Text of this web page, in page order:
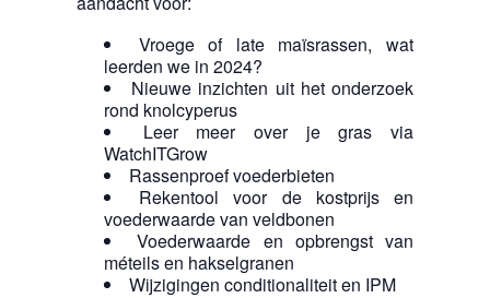
​Vroege of late maïsrassen, wat
leerden we in 2024?
Nieuwe inzichten uit het onderzoek
rond knolcyperus
Leer meer over je gras via
WatchITGrow
Rassenproef voederbieten
Rekentool voor de kostprijs en
voederwaarde van veldbonen
Voederwaarde en opbrengst van
méteils en hakselgranen
Wijzigingen conditionaliteit en IPM